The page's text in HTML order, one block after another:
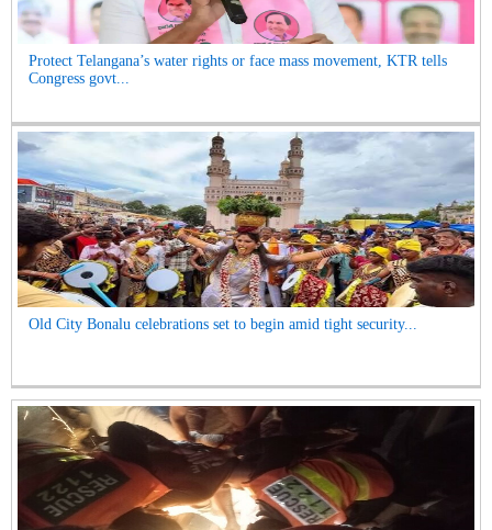
Protect Telangana’s water rights or face mass movement, KTR tells
Congress govt...
Old City Bonalu celebrations set to begin amid tight security...